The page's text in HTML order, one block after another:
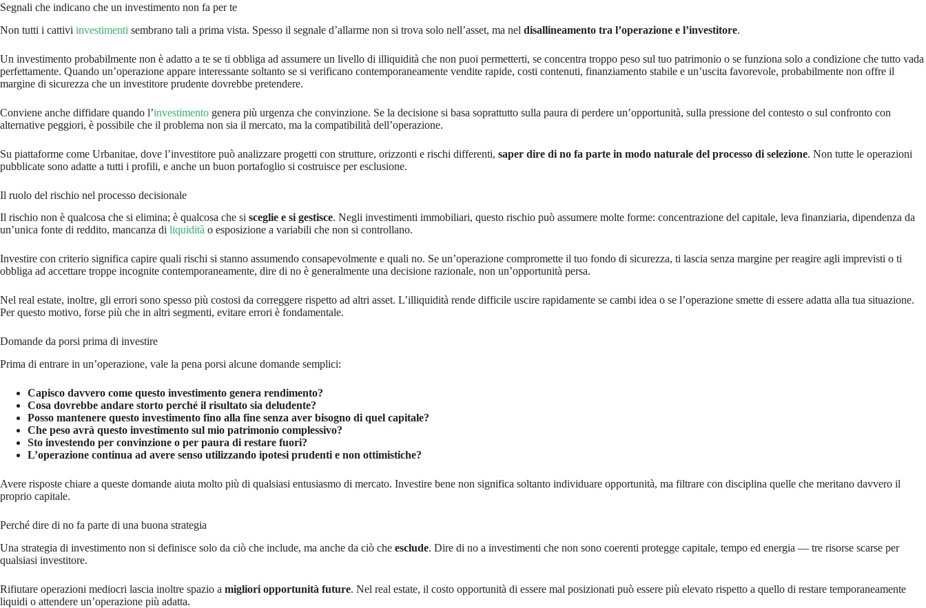
Segnali che indicano che un investimento non fa per te
Non tutti i cattivi investimenti sembrano tali a prima vista. Spesso il segnale d’allarme non si trova solo nell’asset, ma nel disallineamento tra l’operazione e l’investitore.
Un investimento probabilmente non è adatto a te se ti obbliga ad assumere un livello di illiquidità che non puoi permetterti, se concentra troppo peso sul tuo patrimonio o se funziona solo a condizione che tutto vada
perfettamente. Quando un’operazione appare interessante soltanto se si verificano contemporaneamente vendite rapide, costi contenuti, finanziamento stabile e un’uscita favorevole, probabilmente non offre il
margine di sicurezza che un investitore prudente dovrebbe pretendere.
Conviene anche diffidare quando l’investimento genera più urgenza che convinzione. Se la decisione si basa soprattutto sulla paura di perdere un’opportunità, sulla pressione del contesto o sul confronto con
alternative peggiori, è possibile che il problema non sia il mercato, ma la compatibilità dell’operazione.
Su piattaforme come Urbanitae, dove l’investitore può analizzare progetti con strutture, orizzonti e rischi differenti, saper dire di no fa parte in modo naturale del processo di selezione. Non tutte le operazioni
pubblicate sono adatte a tutti i profili, e anche un buon portafoglio si costruisce per esclusione.
Il ruolo del rischio nel processo decisionale
Il rischio non è qualcosa che si elimina; è qualcosa che si sceglie e si gestisce. Negli investimenti immobiliari, questo rischio può assumere molte forme: concentrazione del capitale, leva finanziaria, dipendenza da
un’unica fonte di reddito, mancanza di liquidità o esposizione a variabili che non si controllano.
Investire con criterio significa capire quali rischi si stanno assumendo consapevolmente e quali no. Se un’operazione compromette il tuo fondo di sicurezza, ti lascia senza margine per reagire agli imprevisti o ti
obbliga ad accettare troppe incognite contemporaneamente, dire di no è generalmente una decisione razionale, non un’opportunità persa.
Nel real estate, inoltre, gli errori sono spesso più costosi da correggere rispetto ad altri asset. L’illiquidità rende difficile uscire rapidamente se cambi idea o se l’operazione smette di essere adatta alla tua situazione.
Per questo motivo, forse più che in altri segmenti, evitare errori è fondamentale.
Domande da porsi prima di investire
Prima di entrare in un’operazione, vale la pena porsi alcune domande semplici:
Capisco davvero come questo investimento genera rendimento?
Cosa dovrebbe andare storto perché il risultato sia deludente?
Posso mantenere questo investimento fino alla fine senza aver bisogno di quel capitale?
Che peso avrà questo investimento sul mio patrimonio complessivo?
Sto investendo per convinzione o per paura di restare fuori?
L’operazione continua ad avere senso utilizzando ipotesi prudenti e non ottimistiche?
Avere risposte chiare a queste domande aiuta molto più di qualsiasi entusiasmo di mercato. Investire bene non significa soltanto individuare opportunità, ma filtrare con disciplina quelle che meritano davvero il
proprio capitale.
Perché dire di no fa parte di una buona strategia
Una strategia di investimento non si definisce solo da ciò che include, ma anche da ciò che esclude. Dire di no a investimenti che non sono coerenti protegge capitale, tempo ed energia — tre risorse scarse per
qualsiasi investitore.
Rifiutare operazioni mediocri lascia inoltre spazio a migliori opportunità future. Nel real estate, il costo opportunità di essere mal posizionati può essere più elevato rispetto a quello di restare temporaneamente
liquidi o attendere un’operazione più adatta.